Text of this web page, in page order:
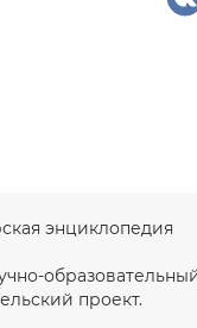
энциклопедия
проект.